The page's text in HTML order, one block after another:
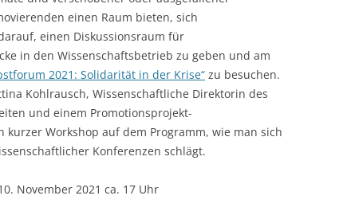
LECTURERS &
LECTURERS &
LECTURERS &
LECTURERS &
CASH BUDGET 2018
CASH BUDGET 2017
einen Raum bieten, sich
einen Diskussionsraum für
in den Wissenschaftsbetrieb zu geben und am
2021: Solidarität in der Krise“ zu besuchen.
Kohlrausch, Wissenschaftliche Direktorin des
und einem Promotionsprojekt-
Workshop auf dem Programm, wie man sich
Konferenzen schlägt.
November 2021 ca. 17 Uhr